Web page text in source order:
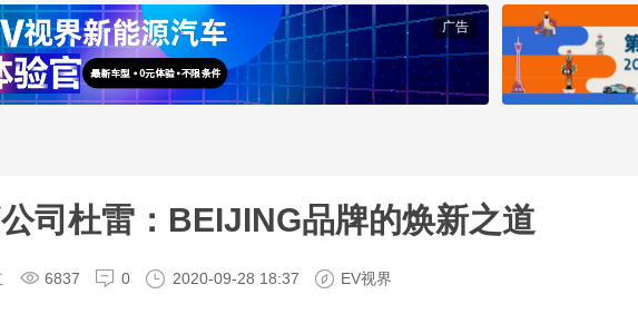
广告
司杜雷：BEIJING品牌的焕新之道
6837 0 2020-09-28 18:37 EV视界